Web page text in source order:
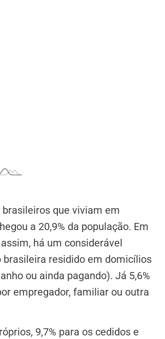
brasileiros que viviam em
a 20,9% da população. Em
há um considerável
brasileira residido em domicílios
ou ainda pagando). Já 5,6%
empregador, familiar ou outra
9,7% para os cedidos e